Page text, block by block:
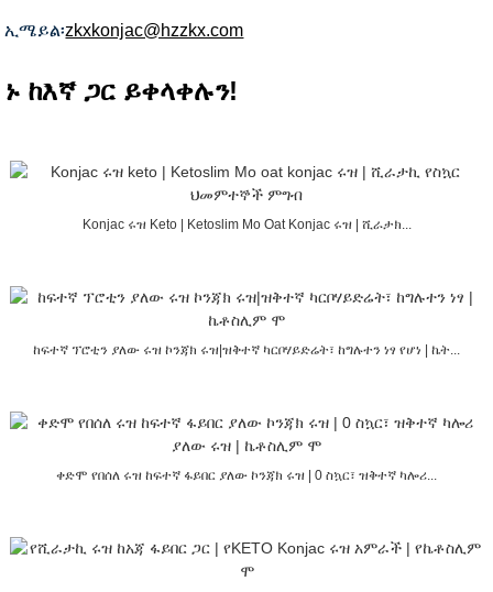
ኢሜይል፡zkxkonjac@hzzkx.com
ኑ ከእኛ ጋር ይቀላቀሉን!
Konjac ሩዝ Keto | Ketoslim Mo Oat Konjac ሩዝ | ሺራታክ...
ከፍተኛ ፕሮቲን ያለው ሩዝ ኮንጃክ ሩዝ|ዝቅተኛ ካርቦሃይድሬት፣ ከግሉተን ነፃ የሆነ | ኬት...
ቀድሞ የበሰለ ሩዝ ከፍተኛ ፋይበር ያለው ኮንጃክ ሩዝ | 0 ስኳር፣ ዝቅተኛ ካሎሪ...